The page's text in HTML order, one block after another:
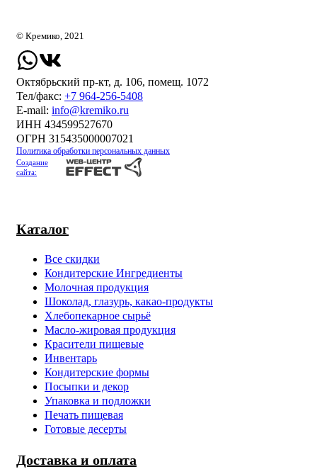
Каталог
Все скидки
Кондитерские Ингредиенты
Молочная продукция
Шоколад, глазурь, какао-продукты
Хлебопекарное сырьё
Масло-жировая продукция
Красители пищевые
Инвентарь
Кондитерские формы
Посыпки и декор
Упаковка и подложки
Печать пищевая
Готовые десерты
Доставка и оплата
© Кремико, 2021
Октябрьский пр-кт, д. 106, помещ. 1072
Тел/факс: +7 964-256-5408
Е-mail: info@kremiko.ru
ИНН 434599527670
ОГРН 315435000007021
Политика обработки персональных данных
Создание
сайта: